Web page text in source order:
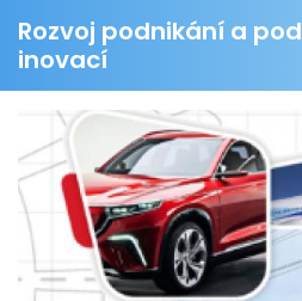
Rozvoj podnikání a
inovací